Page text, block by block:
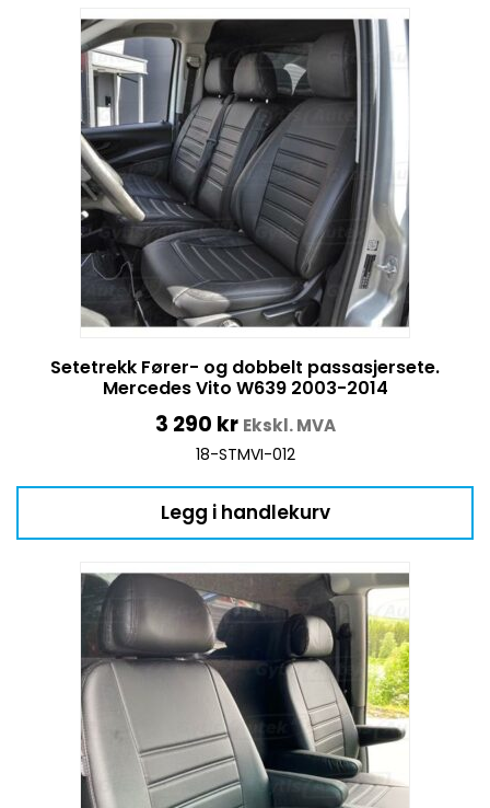
Setetrekk Fører- og dobbelt passasjersete.
Mercedes Vito W639 2003-2014
3 290 kr Ekskl. MVA
18-STMVI-012
Legg i handlekurv